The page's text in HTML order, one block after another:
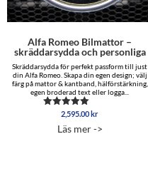
Alfa Romeo Bilmattor –
skräddarsydda och personliga
Skräddarsydda för perfekt passform till just
din Alfa Romeo. Skapa din egen design; välj
färg på mattor & kantband, hälförstärkning,
egen broderad text eller logga...
Betygsatt
av 5
2,595.00kr
Läs mer ->